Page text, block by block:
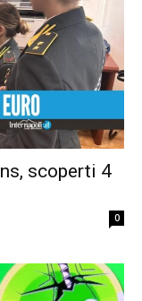
scoperti 4
0